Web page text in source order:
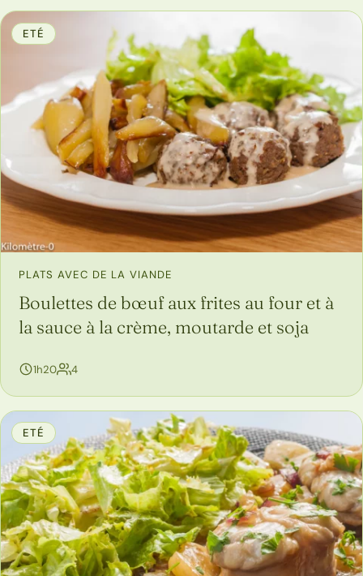
ETÉ
PLATS AVEC DE LA VIANDE
Boulettes de bœuf aux frites au four et à
la sauce à la crème, moutarde et soja
1h20 4personnes
ETÉ